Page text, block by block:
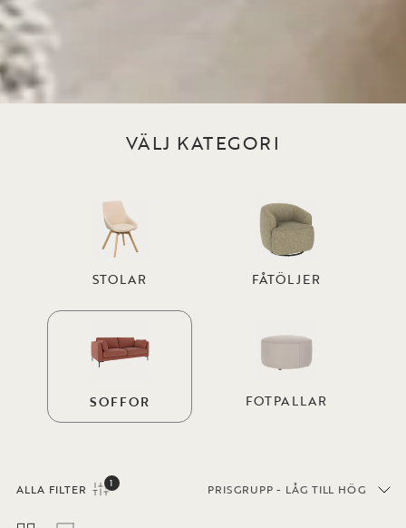
VÄLJ KATEGORI
STOLAR FÅTÖLJER
SOFFOR FOTPALLAR
ALLA FILTER 1 PRISGRUPP - LÅG TILL HÖG